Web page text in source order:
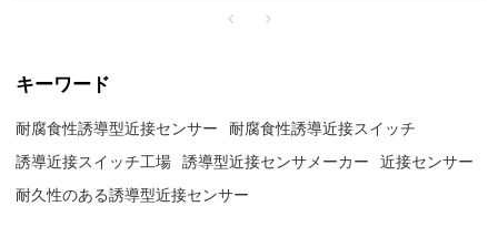
キーワード
耐腐食性誘導型近接センサー
耐腐食性誘導近接スイッチ
誘導近接スイッチ工場 誘導型近接センサメーカー
近接センサー
耐久性のある誘導型近接センサー